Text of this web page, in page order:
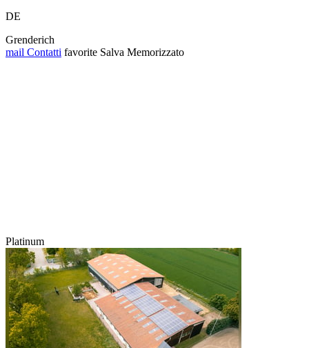
DE
Grenderich
mail Contatti favorite Salva Memorizzato
Platinum